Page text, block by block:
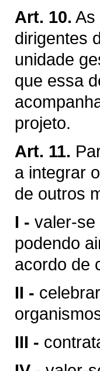
Art. 10. As
dirigentes
unidade
que essa
projeto.
Art. 11.
a integrar
de outros
I - valer-se
podendo
acordo de
II -
III -